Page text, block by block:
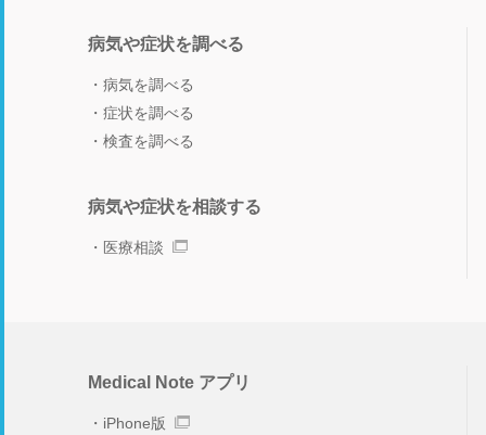
病気や症状を調べる
病気を調べる
症状を調べる
検査を調べる
病気や症状を相談する
医療相談
Medical Note アプリ
iPhone版